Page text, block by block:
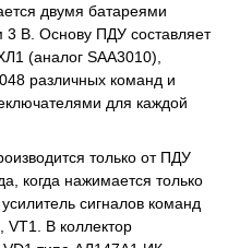
двумя батареями
В. Основу ПДУ составляет
(аналог SAA3010),
различных команд и
для каждой
только от ПДУ
когда нажимается только
сигналов команд
VT1. В коллектор